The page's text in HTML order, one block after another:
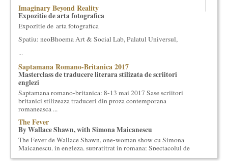
Imaginary Beyond Reality
Expozitie de arta fotografica
Expozitie de arta fotografica
Spatiu: neoBhoema Art & Social Lab, Palatul Universul,
...
Saptamana Romano-Britanica 2017
Masterclass de traducere literara stilizata de scriitori
englezi
Saptamana romano-britanica: 8-13 mai 2017 Sase scriitori
britanici stilizeaza traduceri din proza contemporana
romaneasca ...
The Fever
By Wallace Shawn, with Simona Maicanescu
The Fever de Wallace Shawn, one-woman show cu Simona
Maicanescu, in engleza, supratitrat in romana; Spectacolul de
inchidere ...